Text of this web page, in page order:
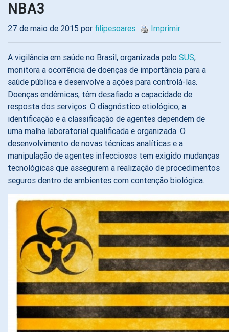
NBA3
27 de maio de 2015 por filipesoares Imprimir
A vigilância em saúde no Brasil, organizada pelo SUS,
monitora a ocorrência de doenças de importância para a
saúde pública e desenvolve a ações para controlá-las.
Doenças endêmicas, têm desafiado a capacidade de
resposta dos serviços. O diagnóstico etiológico, a
identificação e a classificação de agentes dependem de
uma malha laboratorial qualificada e organizada. O
desenvolvimento de novas técnicas analíticas e a
manipulação de agentes infecciosos tem exigido mudanças
tecnológicas que assegurem a realização de procedimentos
seguros dentro de ambientes com contenção biológica.